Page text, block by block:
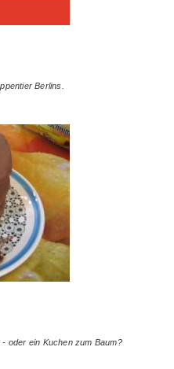
Berlins.
oder ein Kuchen zum Baum?